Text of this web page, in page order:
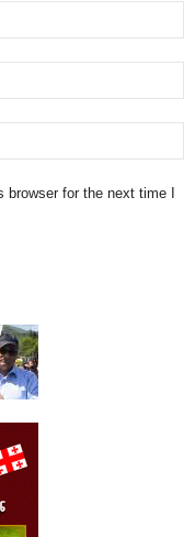
for the next time I